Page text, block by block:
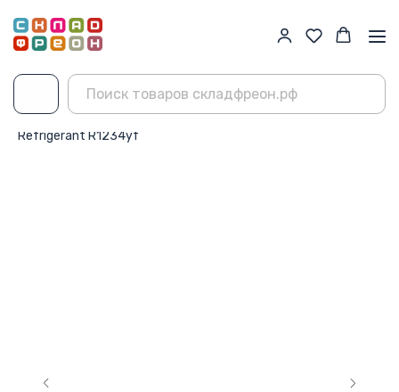
Главная → Каталог → Фреон R1234yf →
Refrigerant R1234yf